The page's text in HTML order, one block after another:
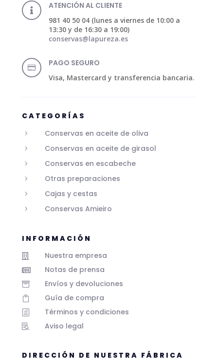
 ATENCIÓN AL CLIENTE
981 40 50 04 (lunes a viernes de 10:00 a
13:30 y de 16:30 a 19:00)
conservas@lapureza.es
 PAGO SEGURO
Visa, Mastercard y transferencia bancaria.
CATEGORÍAS
5 Conservas en aceite de oliva
5 Conservas en aceite de girasol
5 Conservas en escabeche
5 Otras preparaciones
5 Cajas y cestas
5 Conservas Amieiro
INFORMACIÓN
 Nuestra empresa
 Notas de prensa
 Envíos y devoluciones
 Guía de compra
h Términos y condiciones
 Aviso legal
DIRECCIÓN DE NUESTRA FÁBRICA